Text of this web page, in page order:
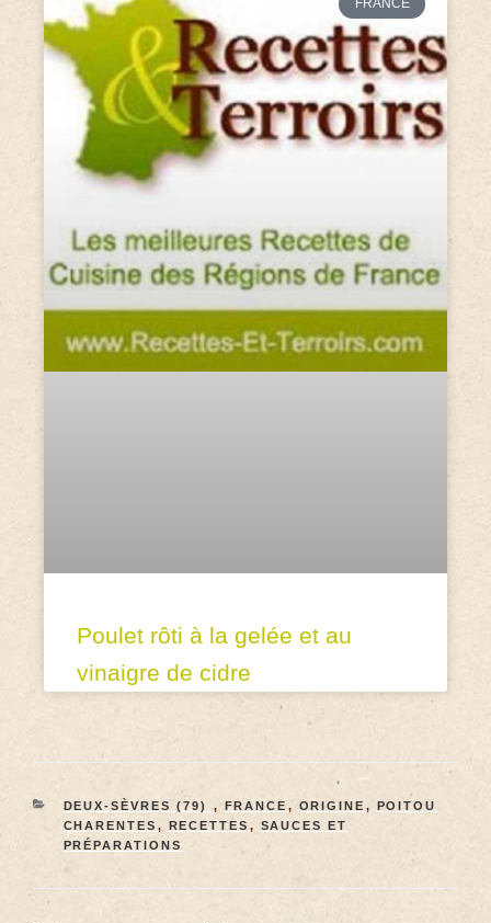
FRANCE
Poulet rôti à la gelée et au
vinaigre de cidre
DEUX-SÈVRES (79) , FRANCE , ORIGINE ,
POITOU
CHARENTES , RECETTES , SAUCES ET
PRÉPARATIONS